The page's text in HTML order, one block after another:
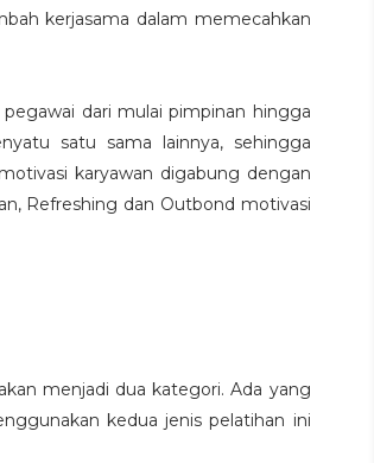
kerjasama dalam memecahkan
dari mulai pimpinan hingga
satu sama lainnya, sehingga
karyawan digabung dengan
Refreshing dan Outbond motivasi
menjadi dua kategori. Ada yang
kedua jenis pelatihan ini